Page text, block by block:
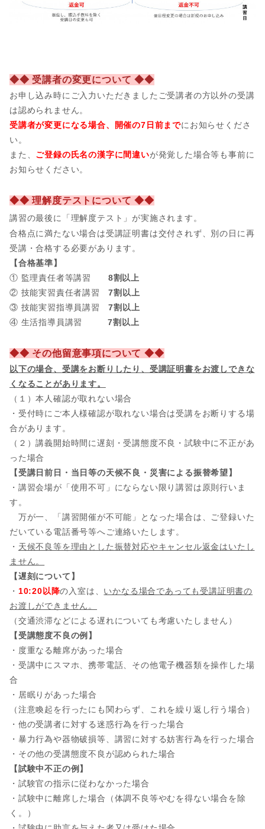
◆◆ 受講者の変更について ◆◆
お申し込み時にご入力いただきましたご受講者の方以外の受講
は認められません。
受講者が変更になる場合、開催の7日前までにお知らせくださ
い。
また、 ご登録の氏名の漢字に間違いが発覚した場合等も事前に
お知らせください。
◆◆ 理解度テストについて ◆◆
講習の最後に「理解度テスト」が実施されます。
合格点に満たない場合は受講証明書は交付されず、別の日に再
受講・合格する必要があります。
【合格基準】
① 監理責任者等講習 8割以上
② 技能実習責任者講習7割以上
③ 技能実習指導員講習7割以上
④ 生活指導員講習
7割以上
◆◆ その他留意事項について ◆◆
以下の場合、 受講をお断りしたり、受講証明書をお渡しできな
くなることがあります。
（１）本人確認が取れない場合
・受付時にご本人様確認が取れない場合は受講をお断りする場
合があります。
（２）講義開始時間に遅刻・受講態度不良・試験中に不正があ
った場合
【受講日前日・当日等の天候不良・災害による振替希望】
・講習会場が「使用不可」にならない限り講習は原則行いま
す。
万が一、「講習開催が不可能」となった場合は、ご登録いた
だいている電話番号等へご連絡いたします。
・ 天候不良等を理由とした振替対応やキャンセル返金はいたし
ません。
【遅刻について】
・ 10:20以降の入室は、 いかなる場合であっても受講証明書の
お渡しができません。
（交通渋滞などによる遅れについても考慮いたしません）
【受講態度不良の例】
・度重なる離席があった場合
・受講中にスマホ、携帯電話、その他電子機器類を操作した場
合
・居眠りがあった場合
（注意喚起を行ったにも関わらず、これを繰り返し行う場合）
・他の受講者に対する迷惑行為を行った場合
・暴力行為や器物破損等、講習に対する妨害行為を行った場合
・その他の受講態度不良が認められた場合
【試験中不正の例】
・試験官の指示に従わなかった場合
・試験中に離席した場合（体調不良等やむを得ない場合を除
く。）